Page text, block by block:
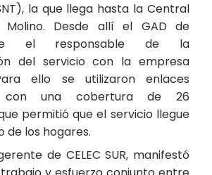
la que llega hasta la Central
Molino. Desde allí el GAD de
el responsable de la
del servicio con la empresa
ello se utilizaron enlaces
con una cobertura de 26
permitió que el servicio llegue
de los hogares.
de CELEC SUR, manifestó